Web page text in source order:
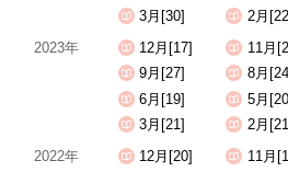
3月[30]
2月
2023年
12月[17] 11月
9月[27]
8月
6月[19]
5月
3月[21]
2月
2022年
12月[20] 11月